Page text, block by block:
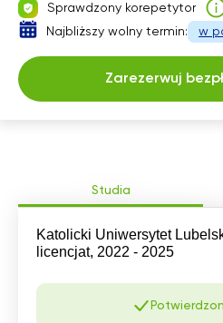
Studia
Katolicki Uniwersytet
licencjat, 2022 - 2025
Sprawdzony korepetytor
Najbliższy wolny termin:
w
Zarezerwuj